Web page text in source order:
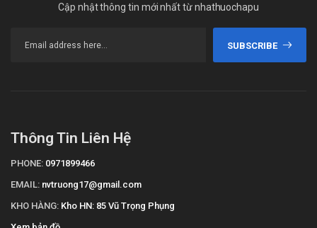
Cập nhật thông tin mới nhất từ nhathuochapu
SUBSCRIBE
Thông Tin Liên Hệ
PHONE: 0971899466
EMAIL: nvtruong17@gmail.com
KHO HÀNG: Kho HN: 85 Vũ Trọng Phụng